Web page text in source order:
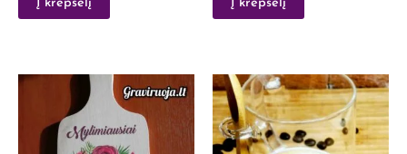
Į krepšelį Į krepšelį